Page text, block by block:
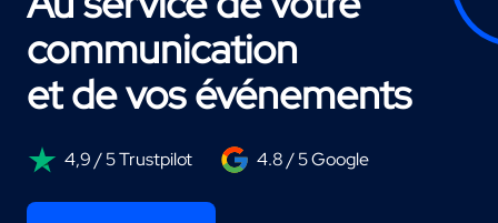
communication
et de vos événements
4,9 / 5 Trustpilot 4.8 / 5 Google